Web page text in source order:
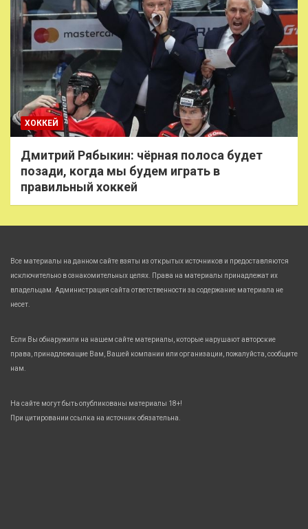
ХОККЕЙ
Дмитрий Рябыкин: чёрная полоса будет
позади, когда мы будем играть в
правильный хоккей
Все материалы на данном сайте взяты из открытых источников и предоставляются
исключительно в ознакомительных целях. Права на материалы принадлежат их
владельцам. Администрация сайта ответственности за содержание материала не
несет.
Если Вы обнаружили на нашем сайте материалы, которые нарушают авторские
права, принадлежащие Вам, Вашей компании или организации, пожалуйста, сообщите
нам.
На сайте могут быть опубликованы материалы 18+!
При цитировании ссылка на источник обязательна.